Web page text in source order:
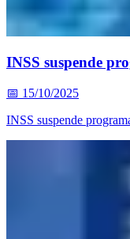
INSS suspende
📅 15/10/2025
INSS suspende